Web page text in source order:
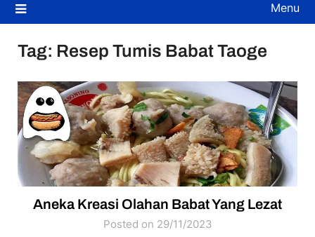
Menu
Tag: Resep Tumis Babat Taoge
Aneka Kreasi Olahan Babat Yang Lezat
Posted on 29/11/2023